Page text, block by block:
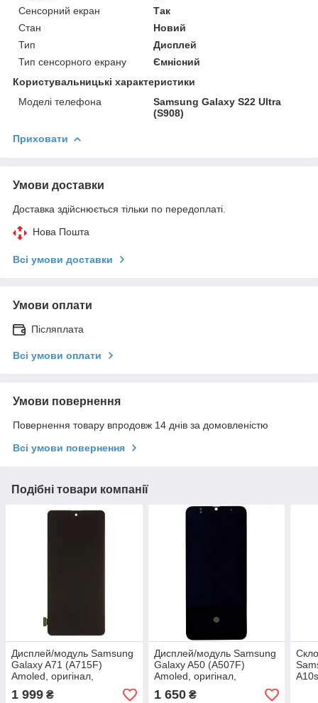
Сенсорний екран
Так
Стан
Новий
Тип
Дисплей
Тип сенсорного екрану
Ємнісний
Користувальницькі характеристики
Моделі телефона
Samsung Galaxy S22 Ultra
(S908)
Приховати
Умови доставки
Доставка здійснюється тільки по передоплаті.
Нова Пошта
Всі умови доставки
Умови оплати
Післяплата
Всі умови оплати
Умови повернення
Повернення товару впродовж 14 днів за домовленістю
Всі умови повернення
Подібні товари компанії
Дисплей/модуль Samsung
Galaxy A71 (A715F)
Amoled, оригінал,
переклеєне скло
1 999 ₴
Дисплей/модуль Samsung
Galaxy A50 (A507F)
Amoled, оригінал,
переклеєне скло
1 650₴